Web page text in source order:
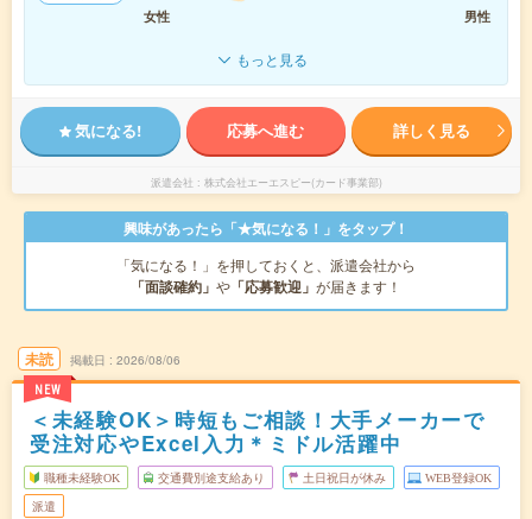
女性
男性
もっと見る
気になる! 応募へ進む 詳しく見る
派遣会社 株式会社エーエスピー(カード事業部)
興味があったら「★気になる！」をタップ！
「気になる！」を押しておくと、派遣会社から
「面談確約」 や 「応募歓迎」 が届きます！
未読
NEW
掲載日 2026/08/06
＜未経験OK＞時短もご相談！大手メーカーで
受注対応やExcel入力＊ミドル活躍中
職種未経験OK 交通費別途支給あり 土日祝日が休み WEB登録OK
派遣